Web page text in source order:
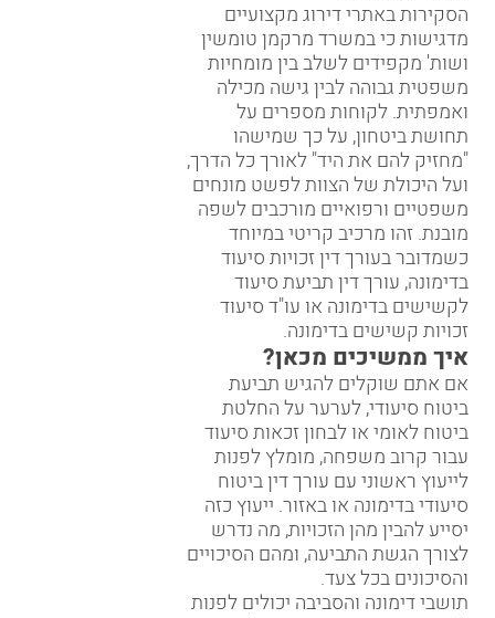
הסקירות באתרי דירוג מקצועיים
מדגישות כי במשרד מרקמן טומשין
ושות' מקפידים לשלב בין מומחיות
משפטית גבוהה לבין גישה מכילה
ואמפתית. לקוחות מספרים על
תחושת ביטחון, על כך שמישהו
"מחזיק להם את היד" לאורך כל הדרך,
ועל היכולת של הצוות לפשט מונחים
משפטיים ורפואיים מורכבים לשפה
מובנת. זהו מרכיב קריטי במיוחד
כשמדובר בעורך דין זכויות סיעוד
בדימונה, עורך דין תביעת סיעוד
לקשישים בדימונה או עו"ד סיעוד
זכויות קשישים בדימונה.
איך ממשיכים מכאן?
אם אתם שוקלים להגיש תביעת
ביטוח סיעודי, לערער על החלטת
ביטוח לאומי או לבחון זכאות סיעוד
עבור קרוב משפחה, מומלץ לפנות
לייעוץ ראשוני עם עורך דין ביטוח
סיעודי בדימונה או באזור. ייעוץ כזה
יסייע להבין מהן הזכויות, מה נדרש
לצורך הגשת התביעה, ומהם הסיכויים
והסיכונים בכל צעד.
תושבי דימונה והסביבה יכולים לפנות